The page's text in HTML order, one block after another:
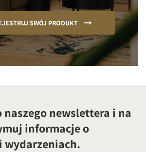
SWÓJ PRODUKT
naszego newslettera i na
informacje o
wydarzeniach.